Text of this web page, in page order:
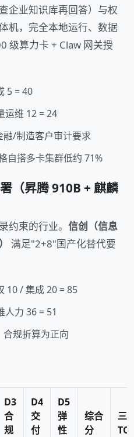
企业知识库再回答）与权
机，完全本地运行、数据
级算力卡 + Claw 网关授
5 = 40
运维 12 = 24
融/制造客户审计要求
自搭多卡集群低约 71%
（昇腾 910B + 麒麟
约束的行业。 信创（信息
满足"2+8"国产化替代要
10 / 集成 20 = 85
人力 36 = 51
规折算为正向
D3
合
规
D4
交
付
D5
弹
性
综合
分
三